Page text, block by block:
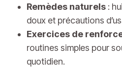
Remèdes naturels :
doux et précautions
Exercices de
routines simples pour
quotidien.